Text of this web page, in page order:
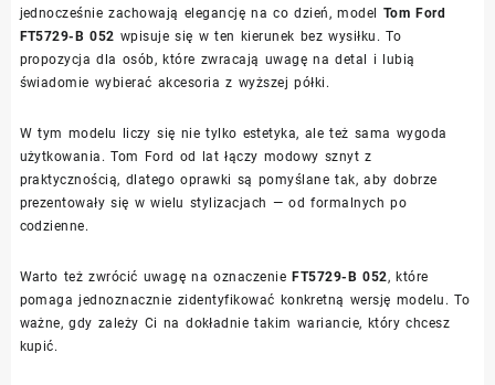
jednocześnie zachowają elegancję na co dzień, model Tom Ford
FT5729-B 052 wpisuje się w ten kierunek bez wysiłku. To
propozycja dla osób, które zwracają uwagę na detal i lubią
świadomie wybierać akcesoria z wyższej półki.
W tym modelu liczy się nie tylko estetyka, ale też sama wygoda
użytkowania. Tom Ford od lat łączy modowy sznyt z
praktycznością, dlatego oprawki są pomyślane tak, aby dobrze
prezentowały się w wielu stylizacjach — od formalnych po
codzienne.
Warto też zwrócić uwagę na oznaczenie FT5729-B 052, które
pomaga jednoznacznie zidentyfikować konkretną wersję modelu. To
ważne, gdy zależy Ci na dokładnie takim wariancie, który chcesz
kupić.